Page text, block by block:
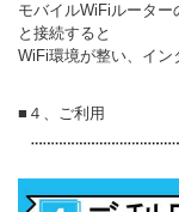
モバイルWiFiルータ
と接続すると
WiFi環境が整い、イン
■４、ご利用